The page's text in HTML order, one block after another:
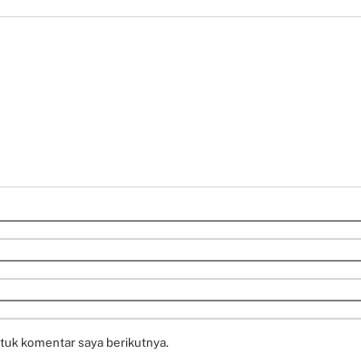
komentar saya berikutnya.